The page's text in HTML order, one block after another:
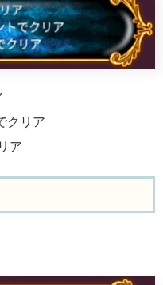
クリア
ア